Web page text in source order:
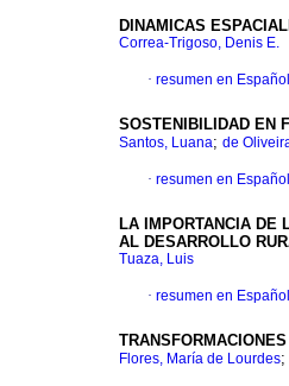
DINAMICAS
Correa-Trigoso, Denis E.
· resumen en Español
SOSTENIBILIDAD EN
Santos, Luana; de
· resumen en Español
LA IMPORTANCIA DE
AL DESARROLLO
Tuaza, Luis
· resumen en Español
Flores, María de Lourdes;